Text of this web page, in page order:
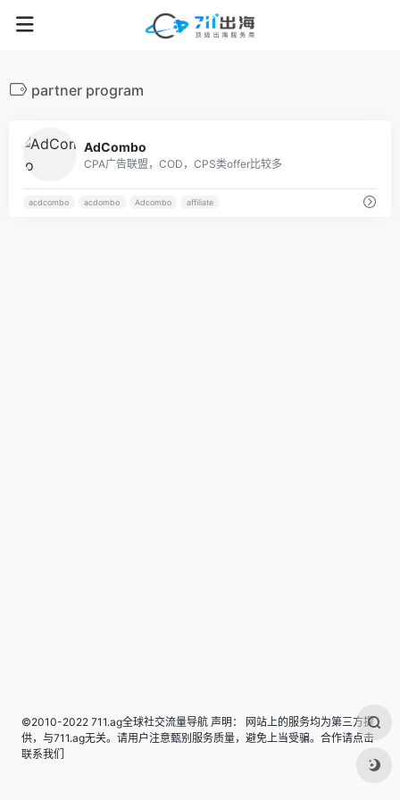
partner program
AdCombo
CPA广告联盟，COD，CPS类offer比较多
acdcombo acdombo Adcombo affiliate
©2010-2022 711.ag全球社交流量导航 声明： 网站上的服务均为第三方提
供，与711.ag无关。请用户注意甄别服务质量，避免上当受骗。合作请点击
联系我们